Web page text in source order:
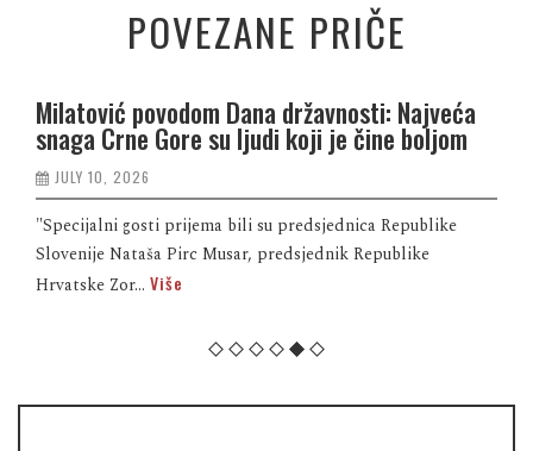
POVEZANE PRIČE
Milatović povodom Dana državnosti: Najveća
snaga Crne Gore su ljudi koji je čine boljom
JULY 10, 2026
"Specijalni gosti prijema bili su predsjednica Republike
Slovenije Nataša Pirc Musar, predsjednik Republike
Hrvatske Zor... Više